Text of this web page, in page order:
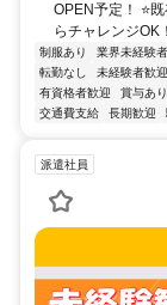
OPEN予定！ ⭐
らチャレンジOK
制服あり 業界未経験
転勤なし
未経験者歓迎
有資格者歓迎
賞与あり
交通費支給
長期歓迎
派遣社員